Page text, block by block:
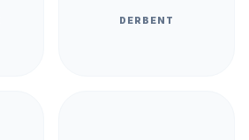
DERBENT